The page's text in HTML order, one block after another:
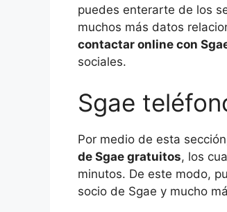
puedes enterarte de los
muchos más datos
contactar online con
sociales.
Sgae
Por medio de esta
de Sgae gratuitos, los
minutos. De este modo,
socio de Sgae y mucho